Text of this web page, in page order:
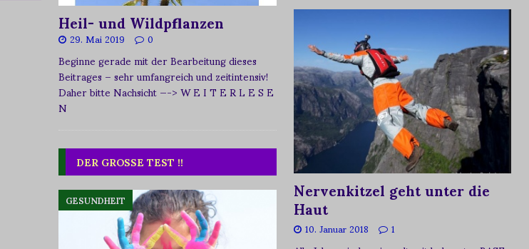
Heil- und Wildpflanzen
29. Mai 2019 0
Beginne gerade mit der Bearbeitung dieses
Beitrages – sehr umfangreich und zeitintensiv!
Daher bitte Nachsicht—-> W E I T E R L E S E
N
DER GROSSE TEST !!
GESUNDHEIT Nervenkitzel geht unter die
Haut
10. Januar 2018 1